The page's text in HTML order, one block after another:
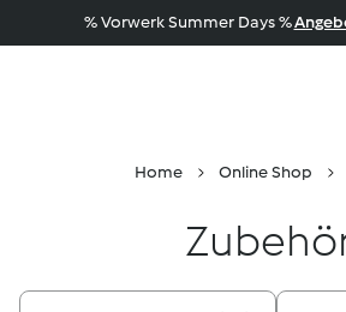
% Vorwerk Summer Days %
Home Online Shop